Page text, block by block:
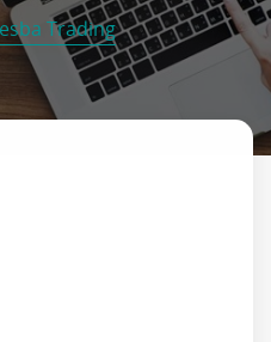
Trading